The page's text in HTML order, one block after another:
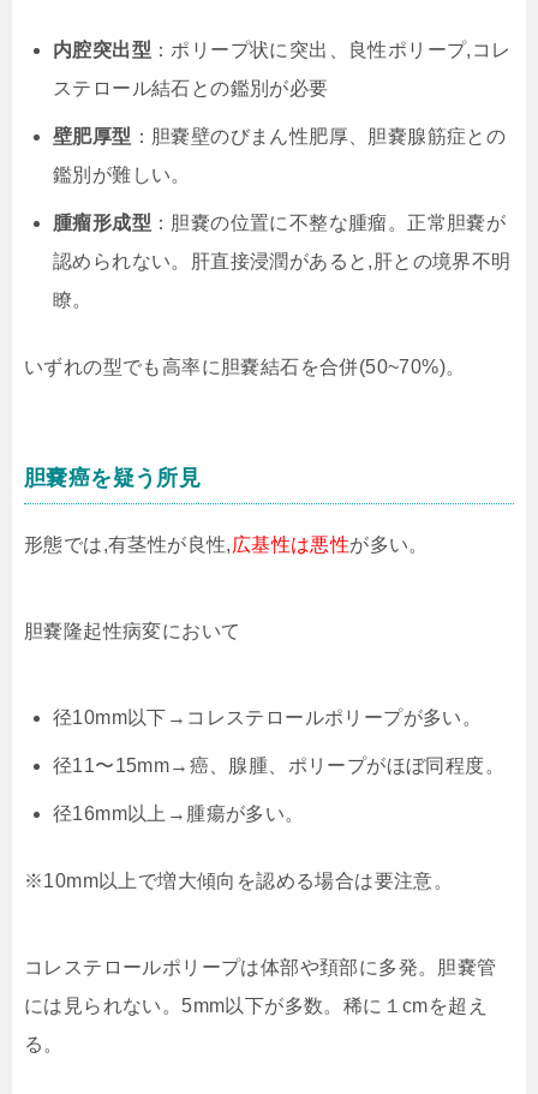
内腔突出型 ：ポリープ状に突出、良性ポリープ,コレ
ステロール結石との鑑別が必要
壁肥厚型 ：胆嚢壁のびまん性肥厚、胆嚢腺筋症との
鑑別が難しい。
腫瘤形成型 ：胆嚢の位置に不整な腫瘤。正常胆嚢が
認められない。肝直接浸潤があると,肝との境界不明
瞭。
いずれの型でも高率に胆嚢結石を合併(50~70%)。
胆嚢癌を疑う所見
形態では,有茎性が良性, 広基性は悪性が多い。
胆嚢隆起性病変において
径10mm以下→コレステロールポリープが多い。
径11〜15mm→癌、腺腫、ポリープがほぼ同程度。
径16mm以上→腫瘍が多い。
※10mm以上で増大傾向を認める場合は要注意。
コレステロールポリープは体部や頚部に多発。胆嚢管
には見られない。5mm以下が多数。稀に１cmを超え
る。